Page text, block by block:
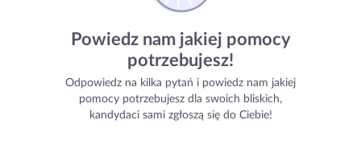
Powiedz nam jakiej pomocy
potrzebujesz!
Odpowiedz na kilka pytań i powiedz nam jakiej
pomocy potrzebujesz dla swoich bliskich,
kandydaci sami zgłoszą się do Ciebie!